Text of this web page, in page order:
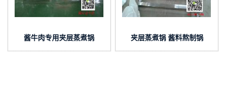
酱牛肉专用夹层蒸煮锅 夹层蒸煮锅 酱料熬制锅